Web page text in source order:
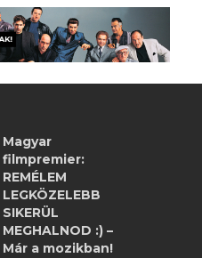
Magyar
filmpremier:
REMÉLEM
LEGKÖZELEBB
SIKERÜL
MEGHALNOD :) –
Már a mozikban!